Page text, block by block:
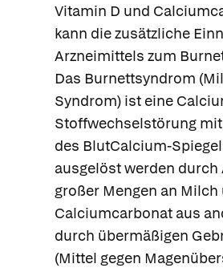
Vitamin D und
kann die zusätzliche
Arzneimittels zum
Das Burnettsyndrom
Syndrom) ist eine
Stoffwechselstörung
des BlutCalcium-
ausgelöst werden
großer Mengen an
Calciumcarbonat aus
durch übermäßigen
(Mittel gegen